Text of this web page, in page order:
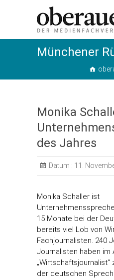
oberauer
Münchener
Monika
des Jahres
Datum : 11.
Monika Schaller ist
15 Monate bei der
bereits viel Lob von
Fachjournalisten. 240
Journalisten haben im
der deutschen